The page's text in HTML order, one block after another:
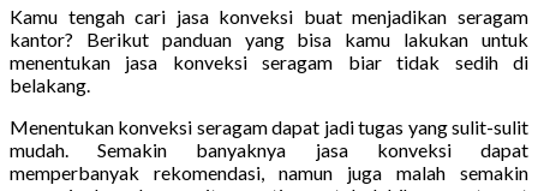
Kamu tengah cari jasa konveksi buat menjadikan seragam
kantor? Berikut panduan yang bisa kamu lakukan untuk
menentukan jasa konveksi seragam biar tidak sedih di
belakang.
Menentukan konveksi seragam dapat jadi tugas yang sulit-sulit
mudah. Semakin banyaknya jasa konveksi dapat
memperbanyak rekomendasi, namun juga malah semakin